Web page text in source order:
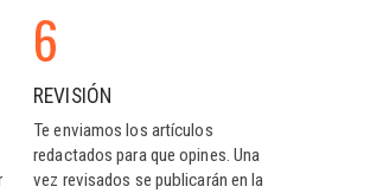
6
REVISIÓN
Te enviamos los artículos
redactados para que opines. Una
vez revisados se publicarán en la